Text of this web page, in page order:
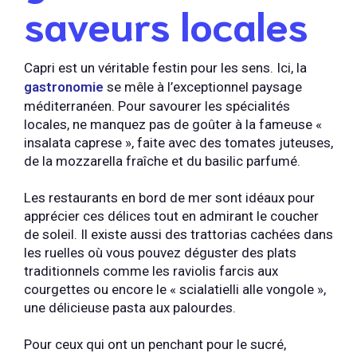
saveurs locales
Capri est un véritable festin pour les sens. Ici, la
gastronomie se mêle à l’exceptionnel paysage
méditerranéen. Pour savourer les spécialités
locales, ne manquez pas de goûter à la fameuse «
insalata caprese », faite avec des tomates juteuses,
de la mozzarella fraîche et du basilic parfumé.
Les restaurants en bord de mer sont idéaux pour
apprécier ces délices tout en admirant le coucher
de soleil. Il existe aussi des trattorias cachées dans
les ruelles où vous pouvez déguster des plats
traditionnels comme les raviolis farcis aux
courgettes ou encore le « scialatielli alle vongole »,
une délicieuse pasta aux palourdes.
Pour ceux qui ont un penchant pour le sucré,